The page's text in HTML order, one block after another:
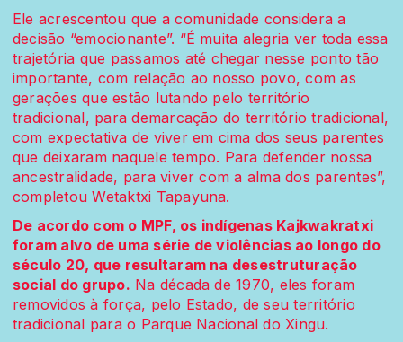
Ele acrescentou que a comunidade considera a
decisão “emocionante”. “É muita alegria ver toda essa
trajetória que passamos até chegar nesse ponto tão
importante, com relação ao nosso povo, com as
gerações que estão lutando pelo território
tradicional, para demarcação do território tradicional,
com expectativa de viver em cima dos seus parentes
que deixaram naquele tempo. Para defender nossa
ancestralidade, para viver com a alma dos parentes”,
completou Wetaktxi Tapayuna.
De acordo com o MPF, os indígenas Kajkwakratxi
foram alvo de uma série de violências ao longo do
século 20, que resultaram na desestruturação
social do grupo. Na década de 1970, eles foram
removidos à força, pelo Estado, de seu território
tradicional para o Parque Nacional do Xingu.